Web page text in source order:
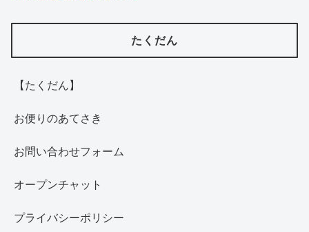
たくだん
【たくだん】
お便りのあてさき
お問い合わせフォーム
オープンチャット
プライバシーポリシー